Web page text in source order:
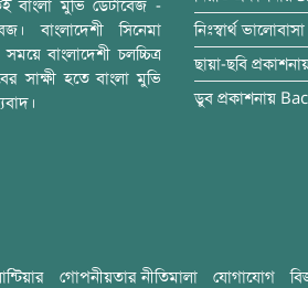
বাংলা মুভি ডেটাবেজ -
বাংলাদেশী সিনেমা
বাংলাদেশী চলচ্চিত্র
সাক্ষী হতে বাংলা মুভি
নিঃস্বার্থ ভালোবাসা
ছায়া-ছবি
ডুব প্রকাশনায়
গোপনীয়তার নীতিমালা যোগাযোগ